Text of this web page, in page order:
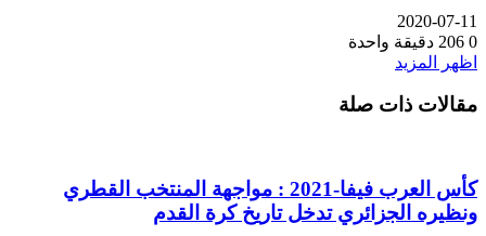
2020-07-11
0
دقيقة واحدة
اظهر المزيد
مقالات ذات صلة
كأس العرب فيفا-2021 : مواجهة المنتخب القطري
ونظيره الجزائري تدخل تاريخ كرة القدم